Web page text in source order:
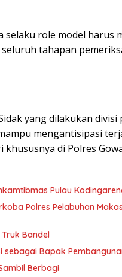
selaku role model harus
tahapan
yang dilakukan
mengantisipasi
di Polres
Pulau
Polres Pelabuhan
Bandel
sebagai Bapak
Berbagi